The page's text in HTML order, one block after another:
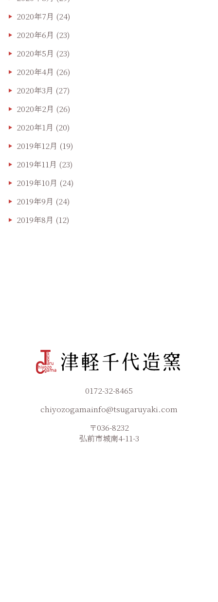
2020年7月 (24)
2020年6月 (23)
2020年5月 (23)
2020年4月 (26)
2020年3月 (27)
2020年2月 (26)
2020年1月 (20)
2019年12月 (19)
2019年11月 (23)
2019年10月 (24)
2019年9月 (24)
2019年8月 (12)
0172-32-8465
chiyozogamainfo@tsugaruyaki.com
〒036-8232
弘前市城南4-11-3